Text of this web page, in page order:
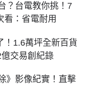
？台電教你挑！7
看：省電耐用
！1.6萬坪全新百貨
交易創紀錄
》影像紀實！直擊